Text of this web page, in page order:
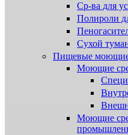
Ср-ва для
Полироли
Сухой
Пищевые моющие
Моющие
Моющие